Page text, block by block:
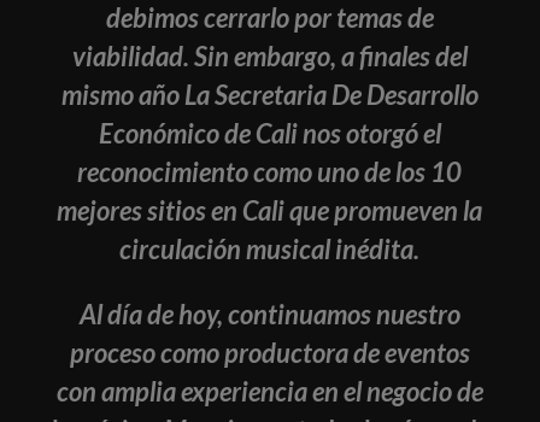
debimos cerrarlo por temas de
viabilidad. Sin embargo, a finales del
mismo año La Secretaria De Desarrollo
Económico de Cali nos otorgó el
reconocimiento como uno de los 10
mejores sitios en Cali que promueven la
circulación musical inédita.
Al día de hoy, continuamos nuestro
proceso como productora de eventos
con amplia experiencia en el negocio de